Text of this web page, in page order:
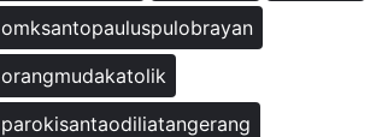
omksantopauluspulobrayan
orangmudakatolik
parokisantaodiliatangerang